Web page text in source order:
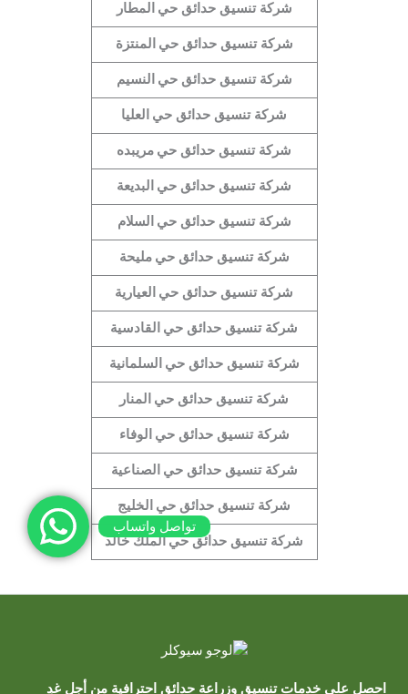
شركة تنسيق حدائق حي المطار
شركة تنسيق حدائق حي المنتزة
شركة تنسيق حدائق حي النسيم
شركة تنسيق حدائق حي العليا
شركة تنسيق حدائق حي مريبده
شركة تنسيق حدائق حي البديعة
شركة تنسيق حدائق حي السلام
شركة تنسيق حدائق حي مليحة
شركة تنسيق حدائق حي العيارية
شركة تنسيق حدائق حي القادسية
شركة تنسيق حدائق حي السلمانية
شركة تنسيق حدائق حي المنار
شركة تنسيق حدائق حي الوفاء
شركة تنسيق حدائق حي الصناعية
شركة تنسيق حدائق حي الخليج
شركة تنسيق حدائق حيالملك خالد
احصل على خدمات تنسيق وزراعة حدائق احترافية من أجل غدٍ
تواصل واتساب